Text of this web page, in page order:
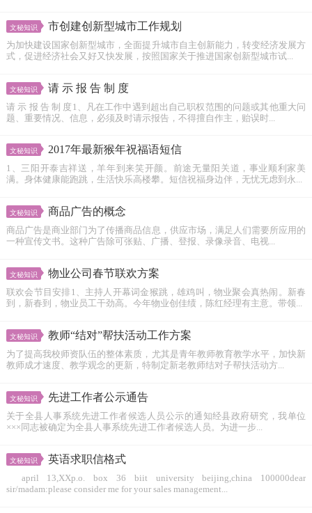
文秘知识 市创建创新型城市工作规划
为加快建设国家创新型城市，全面提升城市自主创新能力，转变经济发展方
式，促进经济社会又好又快发展，按照国家关于推进国家创新型城市试...
文秘知识 请 示 报 告 制 度
请 示 报 告 制 度1、凡在工作中遇到超出自己职权范围的问题或其他重大问
题、重要情况、信息，必须及时请示报告，不得擅自作主，贻误时...
文秘知识 2017年最新猴年祝福语短信
1、三阳开泰吉祥送，羊年到来笑开颜。前途无量阳关道，事业顺利家美
满。身体健康能跑跳，生活快乐高楼攀。短信祝福身边伴，无忧无虑到永...
文秘知识 商品广告的概念
商品广告是商业部门为了传播商品信息，供应市场，满足人们需要所应用的
一种宣传文书。这种广告除可张贴、广播、登报、录像录音、电视...
文秘知识 物业公司春节联欢方案
联欢会节目安排1、主持人开幕词金猴跳，雄鸡叫，物业聚会真热闹。新春
到，新春到，物业员工干劲高。今年物业创佳绩，陈红经理有主意。带领...
文秘知识 教师“结对”帮扶活动工作方案
为了提高我校师资队伍的整体素质，尤其是青年教师教育教学水平，加快新
教师成才速度、教学观念的更新，特制定新老教师结对子帮扶活动方...
文秘知识 先进工作者公示通告
关于全县人事系统先进工作者候选人员公示的通知经县政府研究，我单位
×××同志被确定为全县人事系统先进工作者候选人员。为进一步...
文秘知识 英语求职信格式
april 13,XXp.o. box 36 biit university beijing,china 100000dear
sir/madam:please consider me for your sales management...